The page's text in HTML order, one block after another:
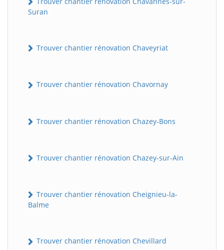
Suran
Trouver chantier rénovation Chaveyriat
Trouver chantier rénovation Chavornay
Trouver chantier rénovation Chazey-Bons
Trouver chantier rénovation Chazey-sur-Ain
Trouver chantier rénovation Cheignieu-la-
Balme
Trouver chantier rénovation Chevillard